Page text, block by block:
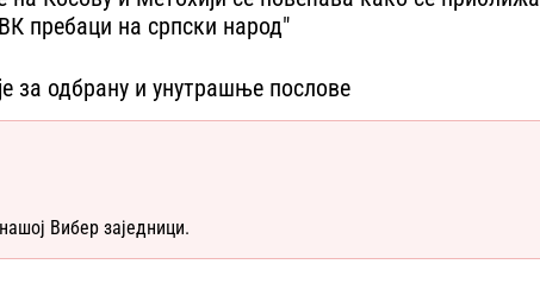
пребаци на српски народ"
за одбрану и унутрашње послове
Вибер заједници.